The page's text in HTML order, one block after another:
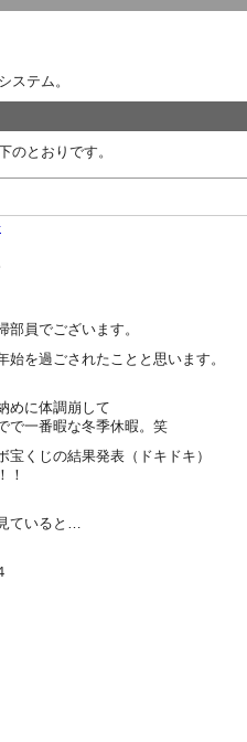
ステム。
のとおりです。
部員でございます。
を過ごされたことと思います。
めに体調崩して
で一番暇な冬季休暇。笑
くじの結果発表（ドキドキ）
！
ていると…